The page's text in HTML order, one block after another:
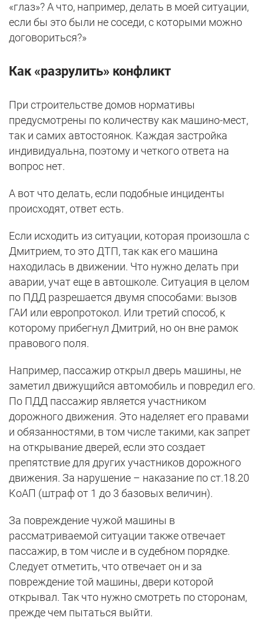
«глаз»? А что, например, делать в моей ситуации,
если бы это были не соседи, с которыми можно
договориться?»
Как «разрулить» конфликт
При строительстве домов нормативы
предусмотрены по количеству как машино-мест,
так и самих автостоянок. Каждая застройка
индивидуальна, поэтому и четкого ответа на
вопрос нет.
А вот что делать, если подобные инциденты
происходят, ответ есть.
Если исходить из ситуации, которая произошла с
Дмитрием, то это ДТП, так как его машина
находилась в движении. Что нужно делать при
аварии, учат еще в автошколе. Ситуация в целом
по ПДД разрешается двумя способами: вызов
ГАИ или европротокол. Или третий способ, к
которому прибегнул Дмитрий, но он вне рамок
правового поля.
Например, пассажир открыл дверь машины, не
заметил движущийся автомобиль и повредил его.
По ПДД пассажир является участником
дорожного движения. Это наделяет его правами
и обязанностями, в том числе такими, как запрет
на открывание дверей, если это создает
препятствие для других участников дорожного
движения. За нарушение – наказание по ст.18.20
КоАП (штраф от 1 до 3 базовых величин).
За повреждение чужой машины в
рассматриваемой ситуации также отвечает
пассажир, в том числе и в судебном порядке.
Следует отметить, что отвечает он и за
повреждение той машины, двери которой
открывал. Так что нужно смотреть по сторонам,
прежде чем пытаться выйти.